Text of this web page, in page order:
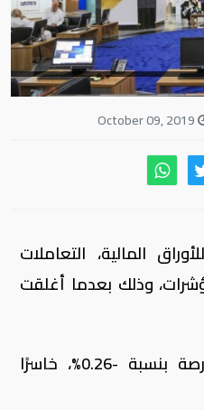
المالية، التعاملات
وذلك بعدما أغلقت
وهبط المؤشر العام للبورصة بنسبة -0.26%، خاسرًا